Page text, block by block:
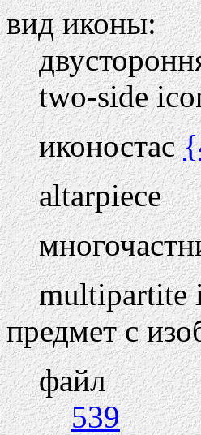
вид иконы:
two-side
иконостас
altarpiece
multipartite
предмет с
файл
539